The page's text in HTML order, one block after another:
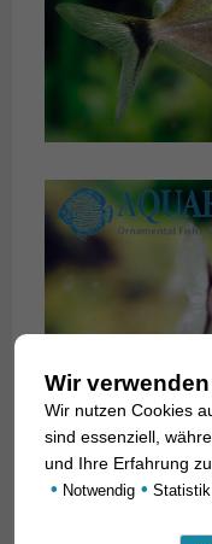
Wir
Wir nutzen Cookies
sind essenziell,
und Ihre Erfahrung
• Notwendig • Statistik